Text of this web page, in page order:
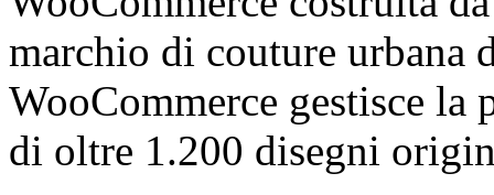
marchio di couture urbana
WooCommerce gestisce la
di oltre 1.200 disegni